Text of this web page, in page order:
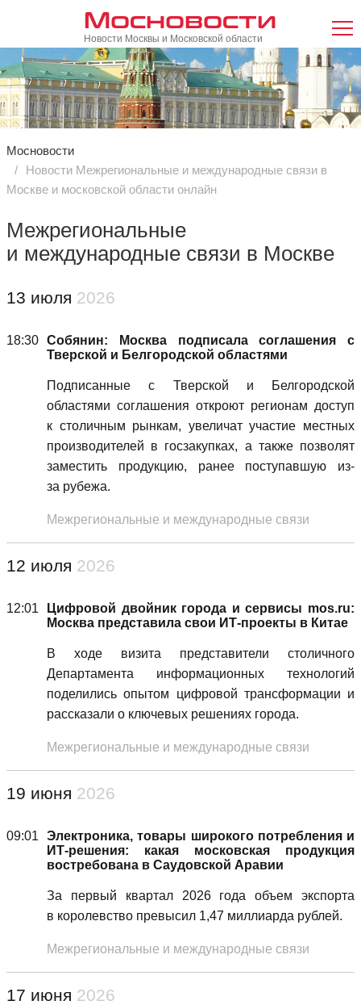
Мосновости
Новости Москвы и Московской области
Мосновости
Новости Межрегиональные и международные связи в
Москве и московской области онлайн
Межрегиональные
и международные связи в Москве
13 июля 2026
18:30 Собянин: Москва подписала соглашения с
Тверской и Белгородской областями
Подписанные с Тверской и Белгородской
областями соглашения откроют регионам доступ
к столичным рынкам, увеличат участие местных
производителей в госзакупках, а также позволят
заместить продукцию, ранее поступавшую из-
за рубежа.
Межрегиональные и международные связи
12 июля 2026
12:01
Цифровой двойник города и сервисы mos.ru:
Москва представила свои ИТ-проекты в Китае
В ходе визита представители столичного
Департамента информационных технологий
поделились опытом цифровой трансформации и
рассказали о ключевых решениях города.
Межрегиональные и международные связи
19 июня 2026
09:01
Электроника, товары широкого потребления и
ИТ-решения: какая московская продукция
востребована в Саудовской Аравии
За первый квартал 2026 года объем экспорта
в королевство превысил 1,47 миллиарда рублей.
Межрегиональные и международные связи
17 июня 2026